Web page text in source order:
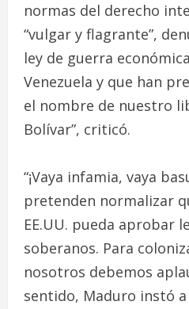
normas del derecho
“vulgar y flagrante”,
ley de guerra
Venezuela y que han
el nombre de nuestro
Bolívar”, criticó.
“¡Vaya infamia, vaya
pretenden normalizar
EE.UU. pueda aprobar
soberanos. Para
nosotros debemos
sentido, Maduro instó